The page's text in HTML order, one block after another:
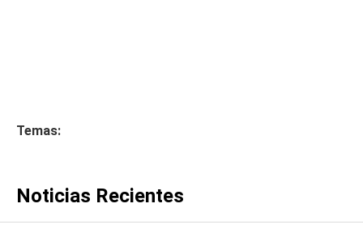
Temas:
Noticias Recientes